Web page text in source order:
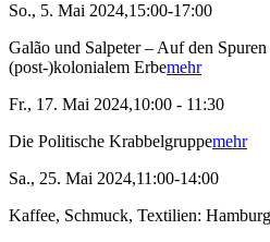
So., 5. Mai 2024,15:00-17:00
Galão und Salpeter – Auf den
(post-)kolonialem Erbemehr
Fr., 17. Mai 2024,10:00 - 11:30
Die Politische Krabbelgruppemehr
Sa., 25. Mai 2024,11:00-14:00
Kaffee, Schmuck, Textilien: